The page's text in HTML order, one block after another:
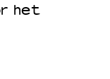
het